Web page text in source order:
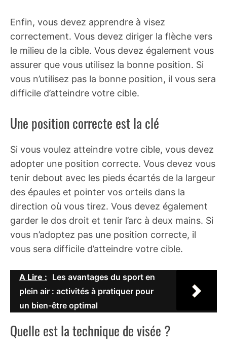
Enfin, vous devez apprendre à visez
correctement. Vous devez diriger la flèche vers
le milieu de la cible. Vous devez également vous
assurer que vous utilisez la bonne position. Si
vous n’utilisez pas la bonne position, il vous sera
difficile d’atteindre votre cible.
Une position correcte est la clé
Si vous voulez atteindre votre cible, vous devez
adopter une position correcte. Vous devez vous
tenir debout avec les pieds écartés de la largeur
des épaules et pointer vos orteils dans la
direction où vous tirez. Vous devez également
garder le dos droit et tenir l’arc à deux mains. Si
vous n’adoptez pas une position correcte, il
vous sera difficile d’atteindre votre cible.
A Lire : Les avantages du sport en
plein air : activités à pratiquer pour
un bien-être optimal
Quelle est la technique de visée ?